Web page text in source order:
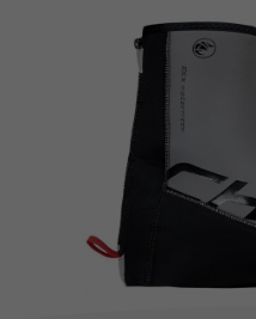
Nowości
Superoferta